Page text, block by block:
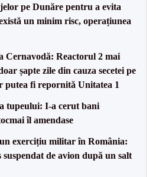
pe Dunăre pentru a evita
un minim risc, operațiunea
Cernavodă: Reactorul 2 mai
șapte zile din cauza secetei pe
putea fi repornită Unitatea 1
tupeului: I-a cerut bani
îl amendase
exercițiu militar în România:
suspendat de avion după un salt